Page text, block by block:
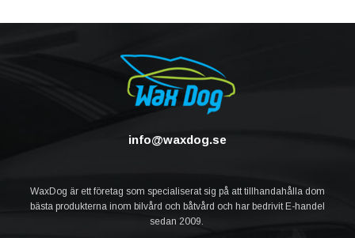
info@waxdog.se
WaxDog är ett företag som specialiserat sig på att tillhandahålla dom
bästa produkterna inom bilvård och båtvård och har bedrivit E-handel
sedan 2009.